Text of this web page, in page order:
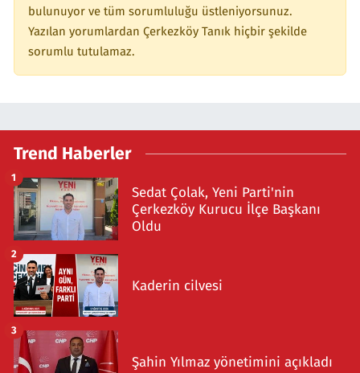
bulunuyor ve tüm sorumluluğu üstleniyorsunuz.
Yazılan yorumlardan Çerkezköy Tanık hiçbir şekilde
sorumlu tutulamaz.
Trend Haberler
Sedat Çolak, Yeni Parti'nin
Çerkezköy Kurucu İlçe Başkanı
Oldu
1
Kaderin cilvesi
2
Şahin Yılmaz yönetimini açıkladı
3